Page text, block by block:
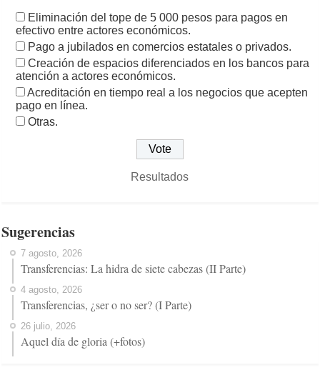
Eliminación del tope de 5 000 pesos para pagos en
efectivo entre actores económicos.
Pago a jubilados en comercios estatales o privados.
Creación de espacios diferenciados en los bancos para
atención a actores económicos.
Acreditación en tiempo real a los negocios que acepten
pago en línea.
Otras.
Resultados
Sugerencias
7 agosto, 2026
Transferencias: La hidra de siete cabezas (II Parte)
4 agosto, 2026
Transferencias, ¿ser o no ser? (I Parte)
26 julio, 2026
Aquel día de gloria (+fotos)